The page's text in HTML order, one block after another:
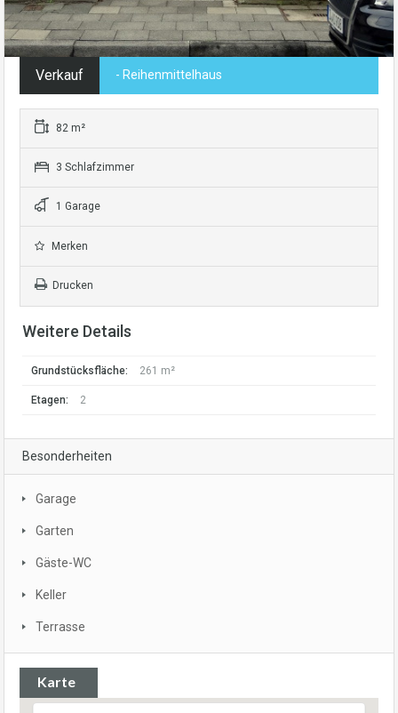
Verkauf - Reihenmittelhaus
82 m²
3 Schlafzimmer
1 Garage
Merken
Drucken
Weitere Details
Grundstücksfläche: 261 m²
Etagen: 2
Besonderheiten
Garage
Garten
Gäste-WC
Keller
Terrasse
Karte